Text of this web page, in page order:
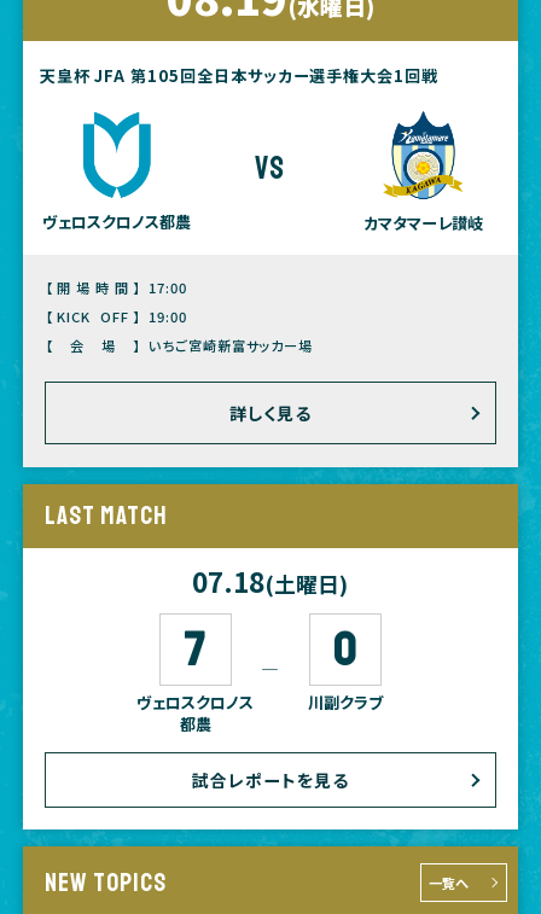
天皇杯 JFA 第105回全日本サッカー選手権大会1回戦
ヴェロスクロノス都農
vs
カマタマーレ讃岐
【開場時間】
17:00
【KICK OFF】
19:00
【会場】
いちご宮崎新富サッカー場
詳しく見る
LAST MATCH
07.18(土曜日)
7
ヴェロスクロノス
都農
― 0
川副クラブ
試合レポートを見る
NEW TOPICS 一覧へ